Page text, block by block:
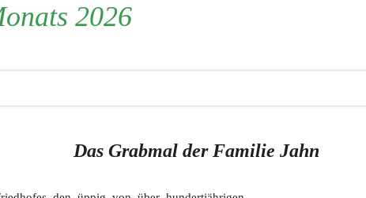
2026
Das Grabmal der Familie Jahn